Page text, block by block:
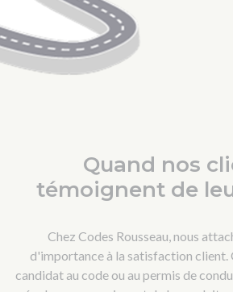
Quand nos
témoignent de
Chez Codes Rousseau, nous
d'importance à la satisfaction client.
candidat au code ou au permis de